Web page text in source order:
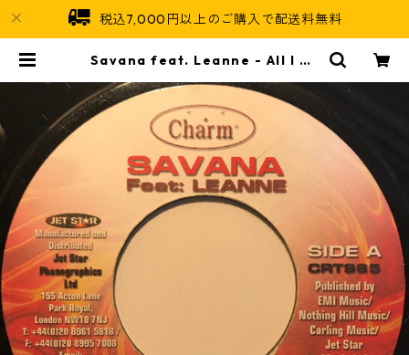
税込7,000円以上のご購入で配送料無料
Savana feat. Leanne - All I Ha